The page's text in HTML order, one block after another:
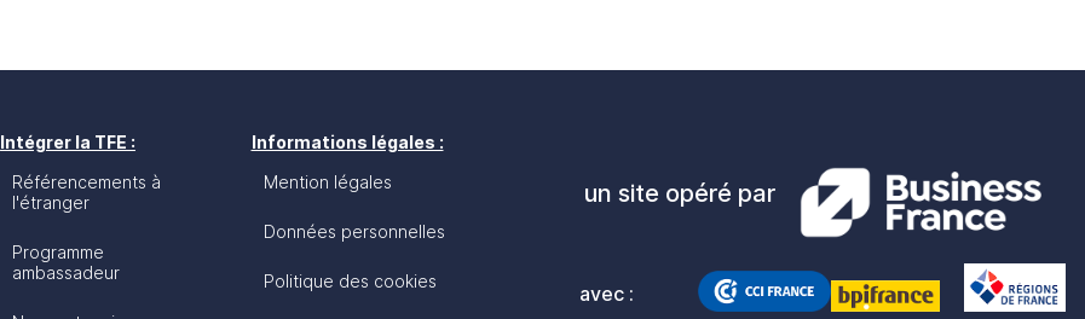
Intégrer la TFE :
Référencements à
l'étranger
Programme
ambassadeur
Informations légales :
Mention légales
Données personnelles
Politique des cookies
un site opéré par
avec :